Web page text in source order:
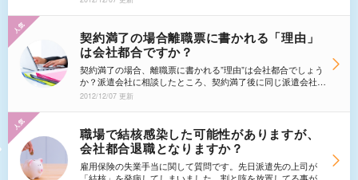
ワークへの手続き終了後ＸＸさんに送付できますのは、2月初
くらいになると思います。」、給料の支払は25日締めなの
で、12月31日に退職したとしても、1月度の給与が発生すると
の理由で離職票の発送が2月になるとは、派遣会社の対応に問
題はないでしょうか？ 私としては、ハローワークへ失業給
付の申請を早めにしたいと考えています。どのように派遣会社
契約満了の場合離職票に書かれる「理由」
は会社都合ですか？
契約満了の場合、離職票に書かれる”理由”は会社都合でしょう
か？派遣会社に相談したところ、契約満了後に同じ派遣会社が
他の仕事（条件は今までより落ちる）を紹介し、それをこちら
2012/12/07 更新
職場で結核感染した可能性がありますが、
会社都合退職となりますか？
雇用保険の失業手当に関して質問です。先日派遣先の上司が